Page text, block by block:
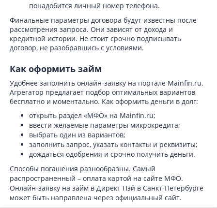
понадобится личный номер телефона.
Финальные параметры договора будут известны после
рассмотрения запроса. Они зависят от дохода и
кредитной истории. Не стоит срочно подписывать
договор, не разобравшись с условиями.
Как оформить займ
Удобнее заполнить онлайн-заявку на портале Mainfin.ru.
Агрегатор предлагает подбор оптимальных вариантов
бесплатно и моментально. Как оформить деньги в долг:
открыть раздел «МФО» на Mainfin.ru;
ввести желаемые параметры микрокредита;
выбрать один из вариантов;
заполнить запрос, указать контакты и реквизиты;
дождаться одобрения и срочно получить деньги.
Способы погашения разнообразны. Самый
распространенный – оплата картой на сайте МФО.
Онлайн-заявку на займ в Директ Пэй в Санкт-Петербурге
может быть направлена через официальный сайт.